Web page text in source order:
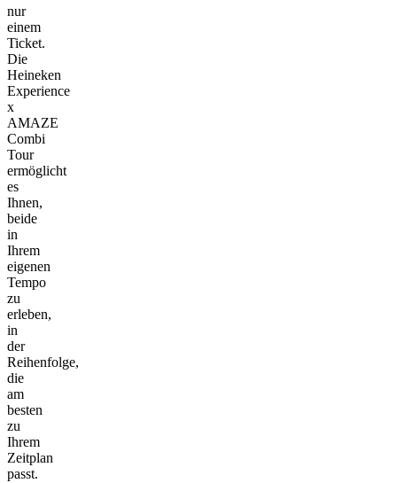
nur
einem
Ticket.
Die
Heineken
Experience
x
AMAZE
Combi
Tour
ermöglicht
es
Ihnen,
beide
in
Ihrem
eigenen
Tempo
zu
erleben,
in
der
Reihenfolge,
die
am
besten
zu
Ihrem
Zeitplan
passt.